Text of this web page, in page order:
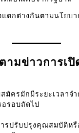
แตกต่างกันตามนโยบ
ามข่าวการเปิ
มัครมักมีระยะเวลาจ
อรอบถัดไป
รปรับปรุงคุณสมบัติหรื